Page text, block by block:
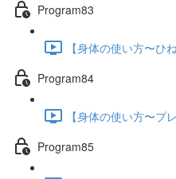
Program83
【身体の使い方〜ひ
Program84
【身体の使い方〜プ
Program85